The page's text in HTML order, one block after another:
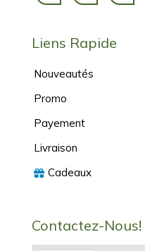
Liens Rapide
Nouveautés
Promo
Payement
Livraison
Cadeaux
Contactez-Nous!